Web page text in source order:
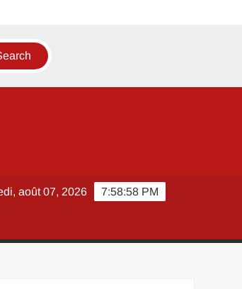
domicile pour un senior ? Les signes qui doivent
7:58:58 PM
août 07, 2026